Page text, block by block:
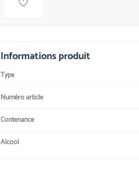
Informations produit
Type
Numéro article
Contenance
Alcool